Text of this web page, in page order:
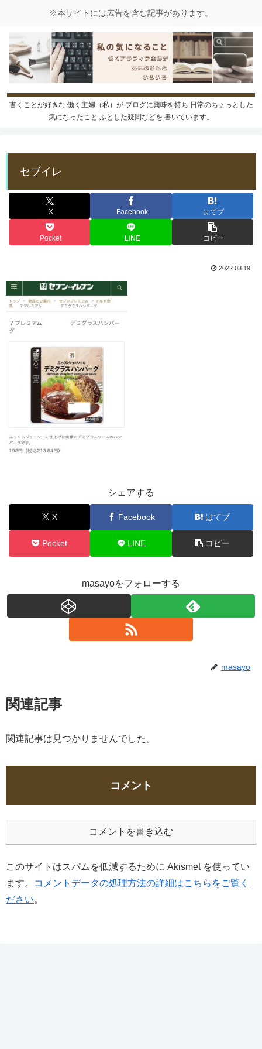
書くことが好きな 働く主婦（私）が ブログに興味を持ち 日常のちょっとした
気になったこと ふとした疑問などを 書いています。
セブイレ
X Facebook はてブ
Pocket LINE コピー
2022.03.19
シェアする
X Facebook はてブ
Pocket LINE コピー
masayoをフォローする
masayo
関連記事
関連記事は見つかりませんでした。
コメント
コメントを書き込む
このサイトはスパムを低減するために Akismet を使ってい
ます。
コメントデータの処理方法の詳細はこちらをご覧く
ださい。